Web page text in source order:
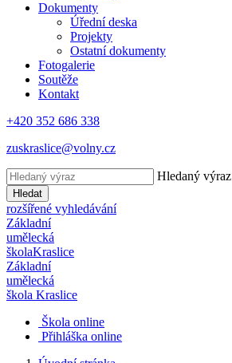
Dokumenty
Úřední deska
Projekty
Ostatní dokumenty
Fotogalerie
Soutěže
Kontakt
+420 352 686 338
zuskraslice@volny.cz
Hledaný výraz
Hledat
rozšířené vyhledávání
Základní
umělecká
školaKraslice
Základní
umělecká
škola Kraslice
Škola online
Přihláška online